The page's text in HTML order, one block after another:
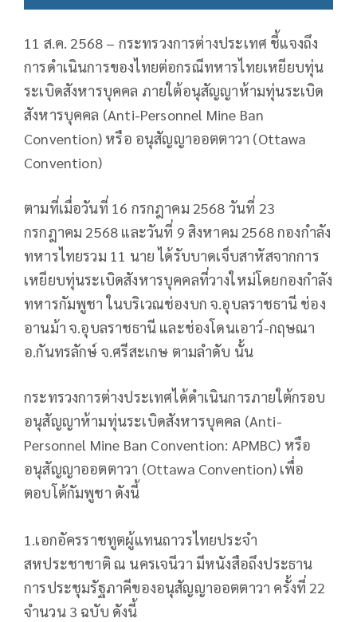
11 ส.ค. 2568 – กระทรวงการต่างประเทศ ชี้แจงถึง
การดำเนินการของไทยต่อกรณีทหารไทยเหยียบทุ่น
ระเบิดสังหารบุคคล ภายใต้อนุสัญญาห้ามทุ่นระเบิด
สังหารบุคคล (Anti-Personnel Mine Ban
Convention) หรือ อนุสัญญาออตตาวา (Ottawa
Convention)
ตามที่เมื่อวันที่ 16 กรกฎาคม 2568 วันที่ 23
กรกฎาคม 2568 และวันที่ 9 สิงหาคม 2568 กองกำลัง
ทหารไทยรวม 11 นาย ได้รับบาดเจ็บสาหัสจากการ
เหยียบทุ่นระเบิดสังหารบุคคลที่วางใหม่โดยกองกำลัง
ทหารกัมพูชา ในบริเวณช่องบก จ.อุบลราชธานี ช่อง
อานม้า จ.อุบลราชธานี และช่องโดนเอาว์-กฤษณา
อ.กันทรลักษ์ จ.ศรีสะเกษ ตามลำดับ นั้น
กระทรวงการต่างประเทศได้ดำเนินการภายใต้กรอบ
อนุสัญญาห้ามทุ่นระเบิดสังหารบุคคล (Anti-
Personnel Mine Ban Convention: APMBC) หรือ
อนุสัญญาออตตาวา (Ottawa Convention) เพื่อ
ตอบโต้กัมพูชา ดังนี้
1.เอกอัครราชทูตผู้แทนถาวรไทยประจำ
สหประชาชาติ ณ นครเจนีวา มีหนังสือถึงประธาน
การประชุมรัฐภาคีของอนุสัญญาออตตาวา ครั้งที่ 22
จำนวน 3 ฉบับ ดังนี้